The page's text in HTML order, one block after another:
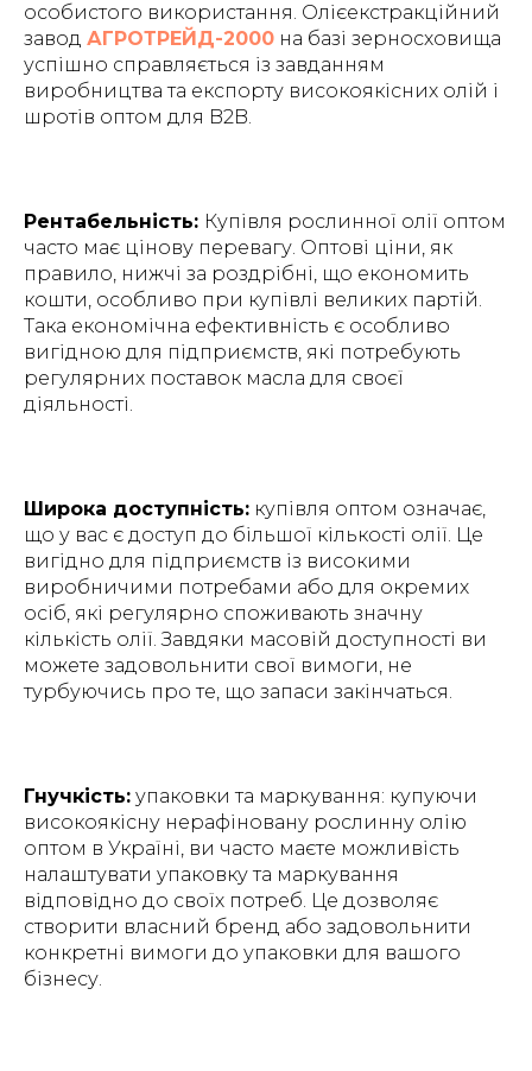
особистого використання. Олієекстракційний
завод АГРОТРЕЙД-2000 на базі зерносховища
успішно справляється із завданням
виробництва та експорту високоякісних олій і
шротів оптом для B2B.
Рентабельність: Купівля рослинної олії оптом
часто має цінову перевагу. Оптові ціни, як
правило, нижчі за роздрібні, що економить
кошти, особливо при купівлі великих партій.
Така економічна ефективність є особливо
вигідною для підприємств, які потребують
регулярних поставок масла для своєї
діяльності.
Широка доступність: купівля оптом означає,
що у вас є доступ до більшої кількості олії. Це
вигідно для підприємств із високими
виробничими потребами або для окремих
осіб, які регулярно споживають значну
кількість олії. Завдяки масовій доступності ви
можете задовольнити свої вимоги, не
турбуючись про те, що запаси закінчаться.
Гнучкість: упаковки та маркування: купуючи
високоякісну нерафіновану рослинну олію
оптом в Україні, ви часто маєте можливість
налаштувати упаковку та маркування
відповідно до своїх потреб. Це дозволяє
створити власний бренд або задовольнити
конкретні вимоги до упаковки для вашого
бізнесу.